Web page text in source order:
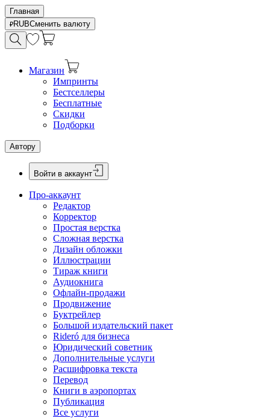
Главная
RUBСменить валюту
Магазин
Импринты
Бестселлеры
Бесплатные
Скидки
Подборки
Автору
Войти в аккаунт
Про-аккаунт
Редактор
Корректор
Простая верстка
Сложная верстка
Дизайн обложки
Иллюстрации
Тираж книги
Аудиокнига
Офлайн-продажи
Продвижение
Буктрейлер
Большой издательский пакет
Rideró для бизнеса
Юридический советник
Дополнительные услуги
Расшифровка текста
Перевод
Книги в аэропортах
Публикация
Все услуги